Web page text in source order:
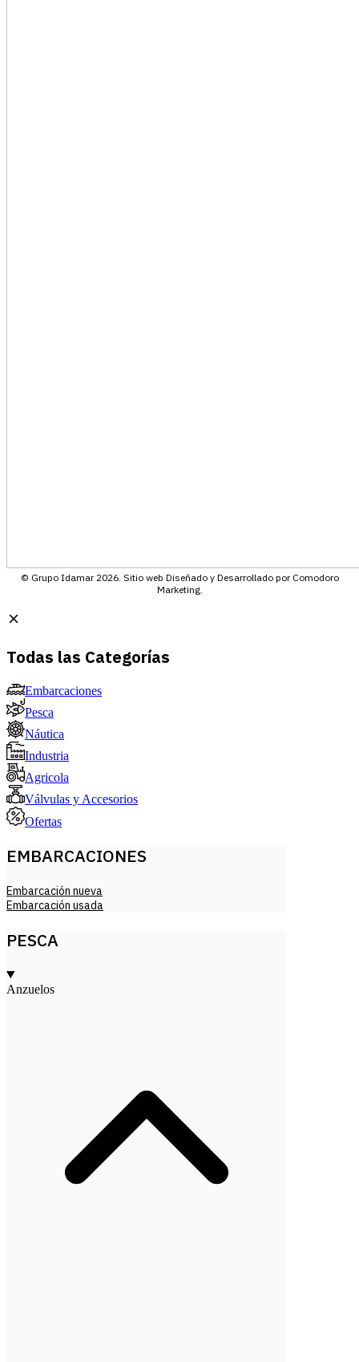
© Grupo Idamar 2026. Sitio web Diseñado y Desarrollado por Comodoro
Marketing.
Todas las Categorías
Embarcaciones
Pesca
Náutica
Industria
Agricola
Válvulas y Accesorios
Ofertas
EMBARCACIONES
Embarcación nueva
Embarcación usada
PESCA
Anzuelos